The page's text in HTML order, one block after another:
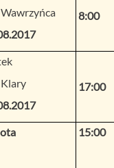
Wawrzyńca
8:00
Klary
17:00
15:00